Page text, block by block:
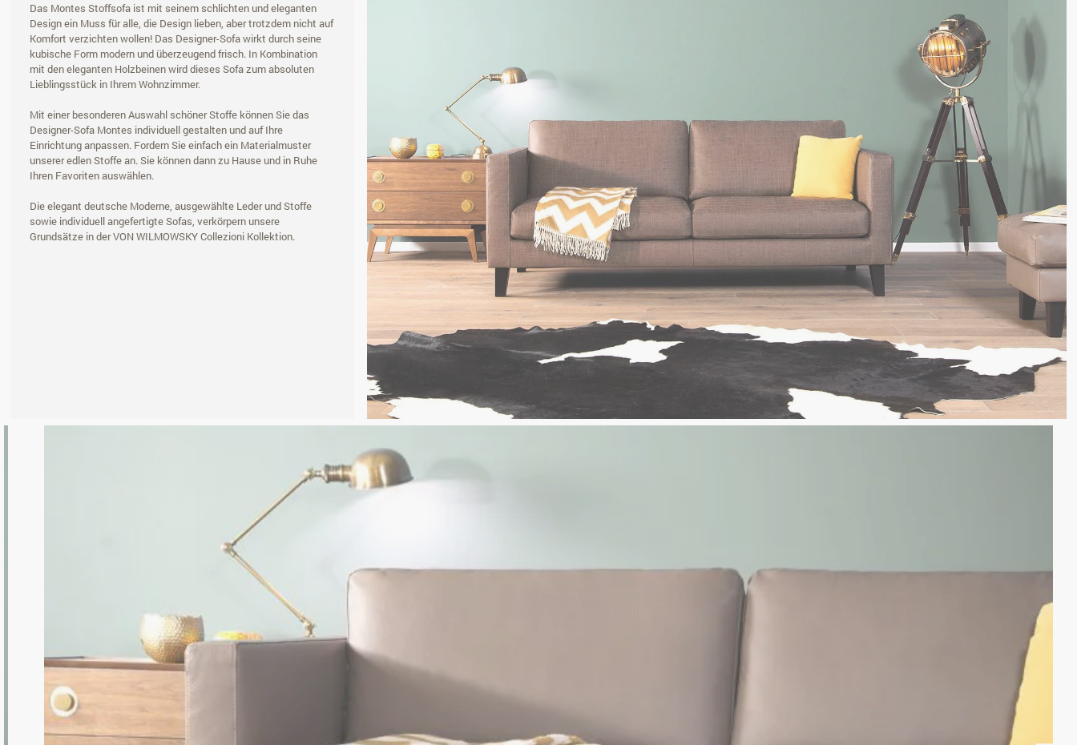
Das Montes Stoffsofa ist mit seinem schlichten und eleganten
Design ein Muss für alle, die Design lieben, aber trotzdem nicht auf
Komfort verzichten wollen! Das Designer-Sofa wirkt durch seine
kubische Form modern und überzeugend frisch. In Kombination
mit den eleganten Holzbeinen wird dieses Sofa zum absoluten
Lieblingsstück in Ihrem Wohnzimmer.
Mit einer besonderen Auswahl schöner Stoffe können Sie das
Designer-Sofa Montes individuell gestalten und auf Ihre
Einrichtung anpassen. Fordern Sie einfach ein Materialmuster
unserer edlen Stoffe an. Sie können dann zu Hause und in Ruhe
Ihren Favoriten auswählen.
Die elegant deutsche Moderne, ausgewählte Leder und Stoffe
sowie individuell angefertigte Sofas, verkörpern unsere
Grundsätze in der VON WILMOWSKY Collezioni Kollektion.